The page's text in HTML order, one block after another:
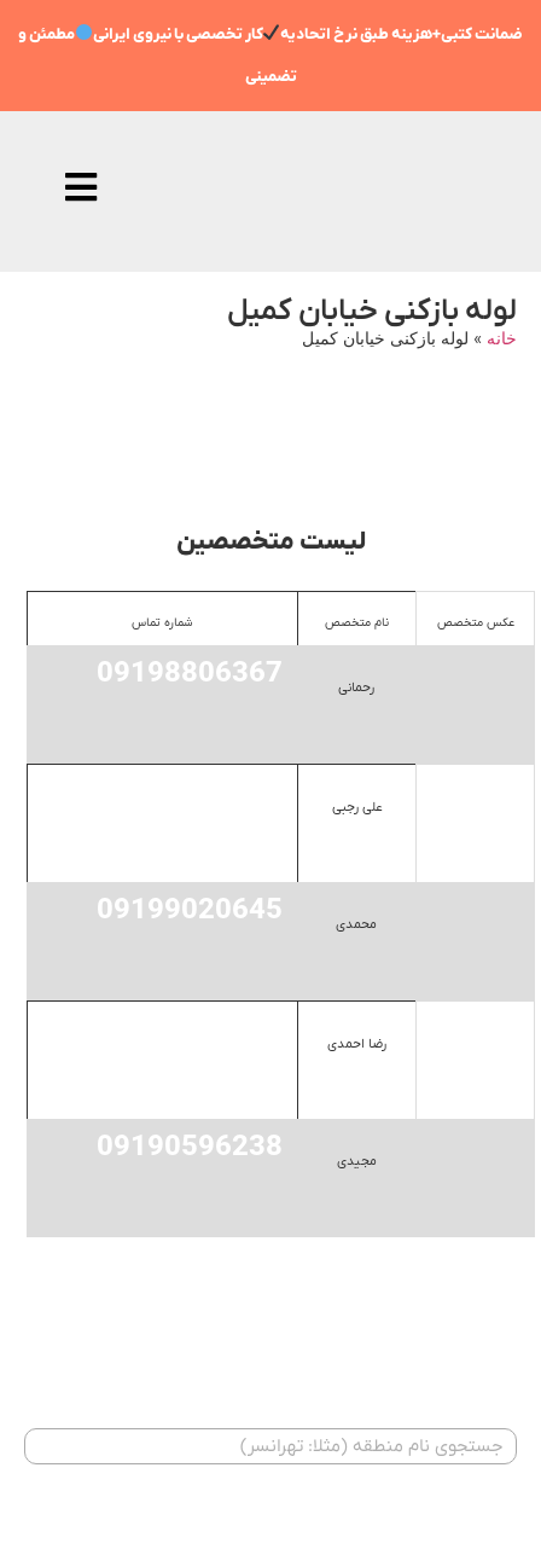
ضمانت کتبی+هزینه طبق نرخ اتحادیه کار تخصصی با نیروی ایرانی مطمئن و
تضمینی
لوله بازکنی خیابان کمیل
خانه » لوله بازکنی خیابان کمیل
لیست متخصصین
عکس متخصص نام متخصص شماره تماس
رحمانی 09198806367
علی رجبی
محمدی 09199020645
رضا احمدی
مجیدی 09190596238